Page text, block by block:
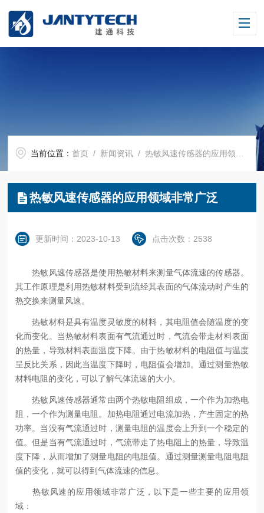
当前位置：首页 / 新闻资讯 / 热敏风速传感器的应用领域非常广泛
热敏风速传感器的应用领域非常广泛
更新时间：2023-10-13 点击次数：2538
热敏风速传感器是使用热敏材料来测量气体流速的传感器。
其工作原理是利用热敏材料受到流经其表面的气体流动时产生的
热交换来测量风速。
热敏材料是具有温度灵敏度的材料，其电阻值会随温度的变
化而变化。当热敏材料表面有气流通过时，气流会带走材料表面
的热量，导致材料表面温度下降。由于热敏材料的电阻值与温度
呈反比关系，因此当温度下降时，电阻值会增加。通过测量热敏
材料电阻的变化，可以了解气体流速的大小。
热敏风速传感器通常由两个热敏电阻组成，一个作为加热电
阻，一个作为测量电阻。加热电阻通过电流加热，产生固定的热
功率。当没有气流通过时，测量电阻的温度会上升到一个稳定的
值。但是当有气流通过时，气流带走了热电阻上的热量，导致温
度下降，从而增加了测量电阻的电阻值。通过测量测量电阻电阻
值的变化，就可以得到气体流速的信息。
热敏风速的应用领域非常广泛，以下是一些主要的应用领
域：